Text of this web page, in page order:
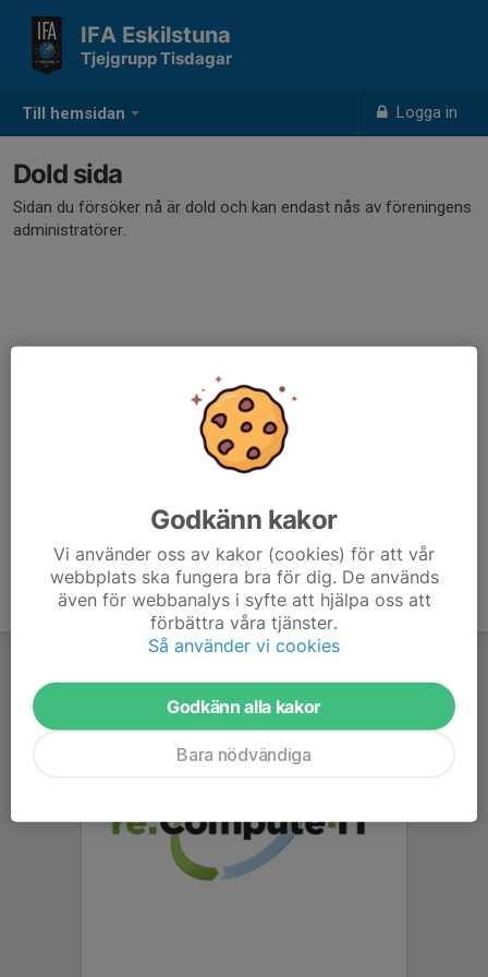
Till hemsidan Logga in
IFA Eskilstuna
Tjejgrupp Tisdagar
Dold sida
Sidan du försöker nå är dold och kan endast nås av föreningens
administratörer.
Godkänn kakor
Vi använder oss av kakor (cookies) för att vår
webbplats ska fungera bra för dig. De används
även för webbanalys i syfte att hjälpa oss att
förbättra våra tjänster.
Så använder vi cookies
Godkänn alla kakor
Bara nödvändiga